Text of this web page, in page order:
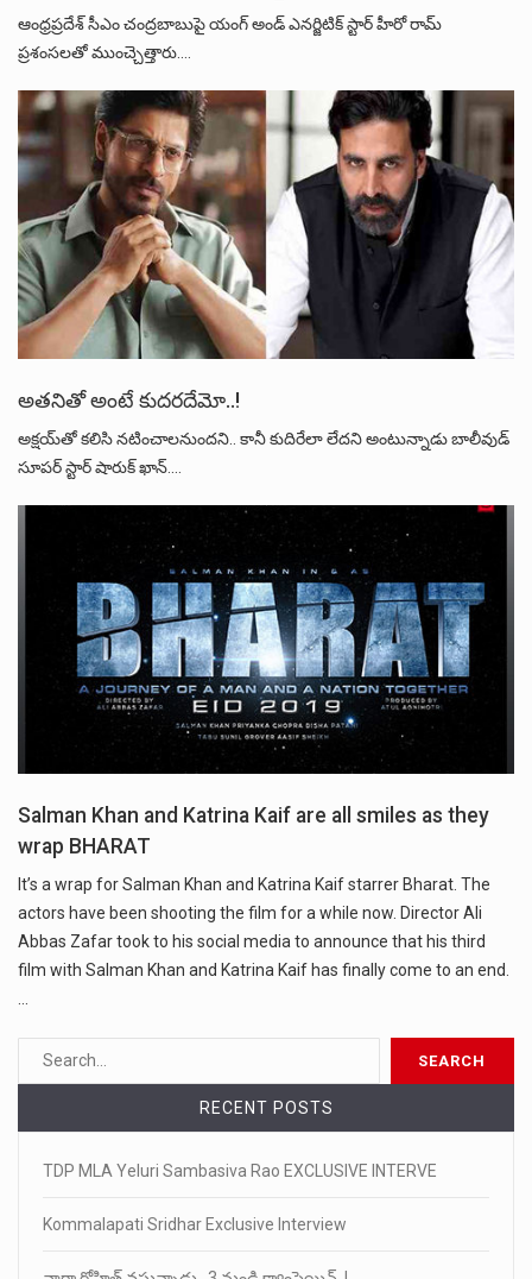
ఆంధ్రప్రదేశ్‌ సీఎం చంద్రబాబుపై యంగ్ అండ్‌ ఎనర్జిటిక్‌ స్టార్‌ హీరో రామ్‌
ప్రశంసలతో ముంచ్చెత్తారు.…
అతనితో అంటే కుదరదేమో..!
అక్షయ్‌తో కలిసి నటించాలనుందని.. కానీ కుదిరేలా లేదని అంటున్నాడు బాలీవుడ్‌
సూపర్‌ స్టార్‌ షారుక్‌ ఖాన్‌.…
Salman Khan and Katrina Kaif are all smiles as they
wrap BHARAT
It’s a wrap for Salman Khan and Katrina Kaif starrer Bharat. The
actors have been shooting the film for a while now. Director Ali
Abbas Zafar took to his social media to announce that his third
film with Salman Khan and Katrina Kaif has finally come to an end.
RECENT POSTS
TDP MLA Yeluri Sambasiva Rao EXCLUSIVE INTERVE
Kommalapati Sridhar Exclusive Interview